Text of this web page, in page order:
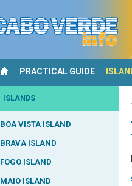
PRACTICAL GUIDE
ISLANDS
BOA VISTA ISLAND
BRAVA ISLAND
FOGO ISLAND
MAIO ISLAND